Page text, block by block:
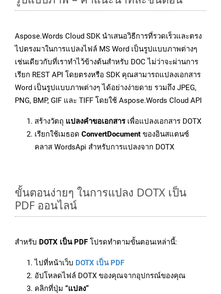
Aspose.Words Cloud SDK นำเสนอวิธีการที่รวดเร็วและตรง
ไปตรงมาในการแปลงไฟล์ MS Word เป็นรูปแบบภาพต่างๆ
เช่นเดียวกับที่เราทำไว้ข้างต้นสำหรับ DOC ไม่ว่าจะผ่านการ
เรียก REST API โดยตรงหรือ SDK คุณสามารถแปลงเอกสาร
Word เป็นรูปแบบภาพต่างๆ ได้อย่างง่ายดาย รวมถึง JPEG,
PNG, BMP, GIF และ TIFF โดยใช้ Aspose.Words Cloud API
สร้างวัตถุ แปลงคำขอเอกสารเพื่อแปลงเอกสาร DOTX
เรียกใช้เมธอด ConvertDocument ของอินสแตนซ์
คลาส WordsApi สำหรับการแปลงจาก DOTX
ขั้นตอนง่ายๆ ในการแปลง DOTX เป็น
PDF ออนไลน์
สำหรับ DOTX เป็น PDF โปรดทำตามขั้นตอนเหล่านี้:
ไปที่หน้าเว็บ DOTX เป็น PDF
อัปโหลดไฟล์ DOTX ของคุณจากอุปกรณ์ของคุณ
คลิกที่ปุ่ม “แปลง”